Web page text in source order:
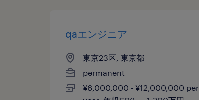
qaエンジニア
東京23区, 東京都
permanent
¥6,000,000 - ¥12,000,000 per